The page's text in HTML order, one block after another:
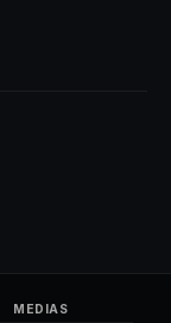
MEDIAS